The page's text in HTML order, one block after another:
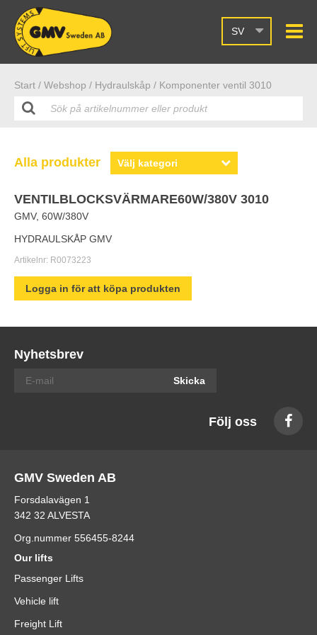
SV
Start / Webshop / Hydraulskåp / Komponenter ventil 3010
Alla produkter
VENTILBLOCKSVÄRMARE60W/380V 3010
GMV, 60W/380V
HYDRAULSKÅP GMV
Artikelnr: R0073223
Logga in för att köpa produkten
Nyhetsbrev
Skicka
Följ oss
GMV Sweden AB
Forsdalavägen 1
342 32 ALVESTA
Org.nummer 556455-8244
Our lifts
Passenger Lifts
Vehicle lift
Freight Lift